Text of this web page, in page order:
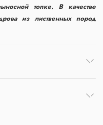
топке. В качестве
из лиственных пород